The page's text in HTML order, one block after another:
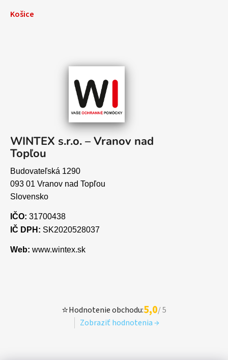
Košice
WINTEX s.r.o. – Vranov nad
Topľou
Budovateľská 1290
093 01 Vranov nad Topľou
Slovensko
IČO: 31700438
IČ DPH: SK2020528037
Web: www.wintex.sk
⭐Hodnotenie obchodu:5,0/ 5
Zobraziť hodnotenia →